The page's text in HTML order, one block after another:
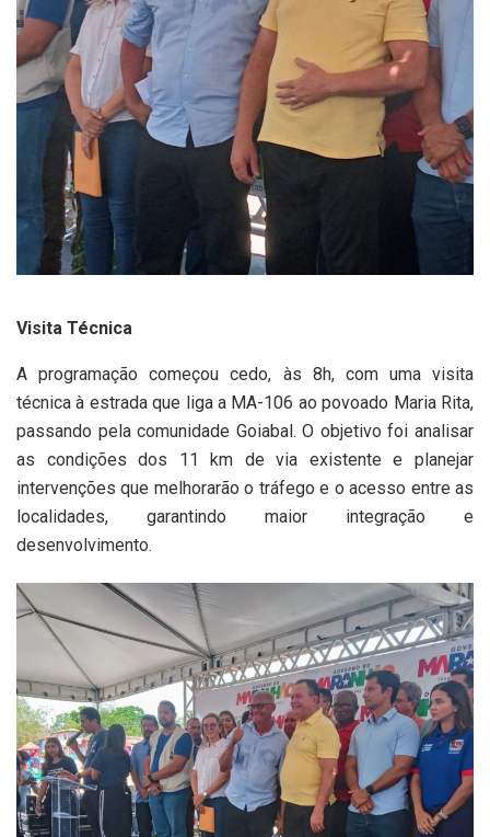
Visita Técnica
A programação começou cedo, às 8h, com uma visita
técnica à estrada que liga a MA-106 ao povoado Maria Rita,
passando pela comunidade Goiabal. O objetivo foi analisar
as condições dos 11 km de via existente e planejar
intervenções que melhorarão o tráfego e o acesso entre as
localidades, garantindo maior integração e
desenvolvimento.